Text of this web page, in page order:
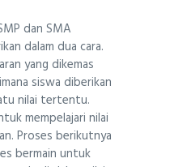
dan SMA
dalam dua cara.
yang dikemas
siswa diberikan
nilai tertentu.
mempelajari nilai
Proses berikutnya
bermain untuk